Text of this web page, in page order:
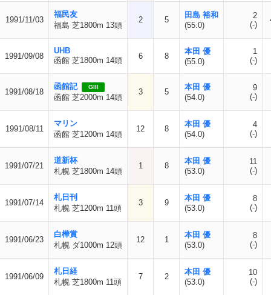
1991/11/03
福民友
福島 芝1800m 13頭
2 5
田島 裕和
(55.0)
2
(-)
1991/09/08
UHB
函館 芝1800m 14頭
6 8
本田 優
(55.0)
1
(-)
1991/08/18
函館記 GIII
函館 芝2000m 14頭
3 5
本田 優
(54.0)
9
(-)
1991/08/11
マリン
函館 芝1200m 14頭
12 8
本田 優
(54.0)
4
(-)
1991/07/21
道新杯
札幌 芝1800m 14頭
1 8
本田 優
(53.0)
11
(-)
1991/07/14
札日刊
札幌 芝1200m 11頭
3 9
本田 優
(53.0)
8
(-)
1991/06/23
白樺賞
札幌 ダ1000m 12頭
12 1
本田 優
(53.0)
8
(-)
1991/06/09
札日経
札幌 芝1800m 11頭
7 2
本田 優
(53.0)
10
(-)